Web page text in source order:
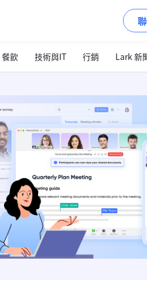
餐飲 技術與IT 行銷 Lark 新